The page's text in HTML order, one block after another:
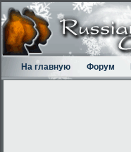
На главную Форум